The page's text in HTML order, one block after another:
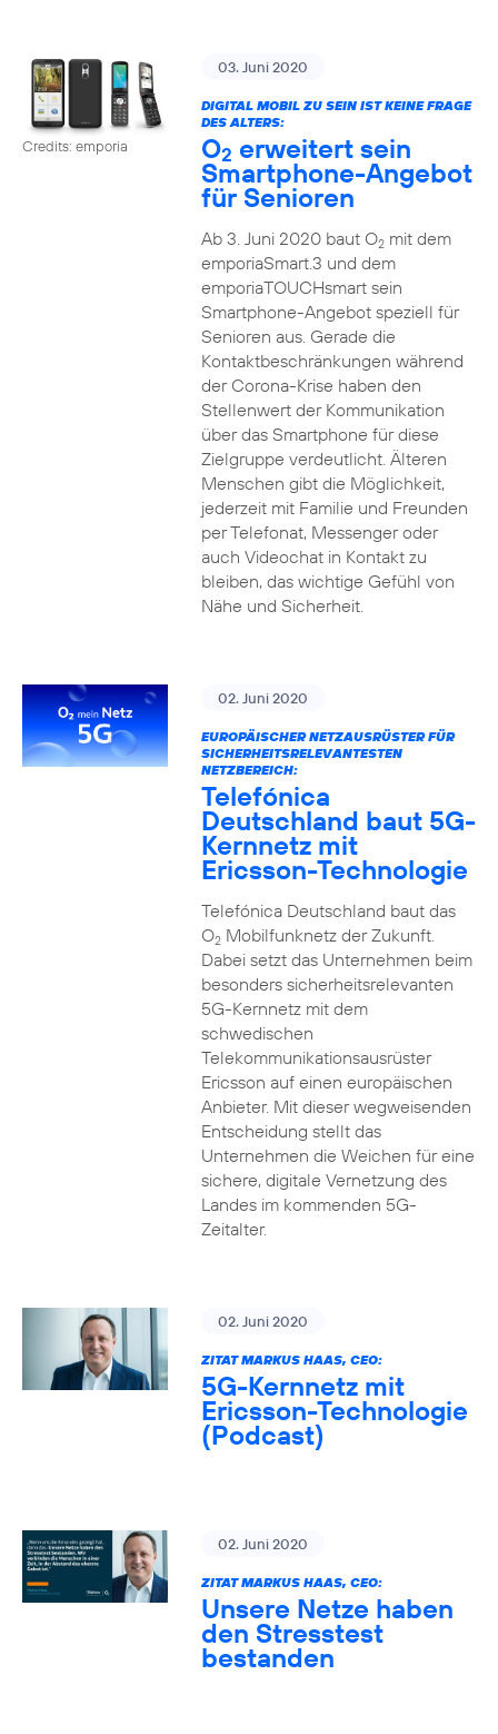
Credits: emporia
03. Juni 2020
DIGITAL MOBIL ZU SEIN IST KEINE FRAGE
DES ALTERS:
O2 erweitert sein
Smartphone-Angebot
für Senioren
Ab 3. Juni 2020 baut O2mit dem
emporiaSmart.3 und dem
emporiaTOUCHsmart sein
Smartphone-Angebot speziell für
Senioren aus. Gerade die
Kontaktbeschränkungen während
der Corona-Krise haben den
Stellenwert der Kommunikation
über das Smartphone für diese
Zielgruppe verdeutlicht. Älteren
Menschen gibt die Möglichkeit,
jederzeit mit Familie und Freunden
per Telefonat, Messenger oder
auch Videochat in Kontakt zu
bleiben, das wichtige Gefühl von
Nähe und Sicherheit.
02. Juni 2020
EUROPÄISCHER NETZAUSRÜSTER FÜR
SICHERHEITSRELEVANTESTEN
NETZBEREICH:
Telefónica
Deutschland baut 5G-
Kernnetz mit
Ericsson-Technologie
Telefónica Deutschland baut das
O2Mobilfunknetz der Zukunft.
Dabei setzt das Unternehmen beim
besonders sicherheitsrelevanten
5G-Kernnetz mit dem
schwedischen
Telekommunikationsausrüster
Ericsson auf einen europäischen
Anbieter. Mit dieser wegweisenden
Entscheidung stellt das
Unternehmen die Weichen für eine
sichere, digitale Vernetzung des
Landes im kommenden 5G-
Zeitalter.
02. Juni 2020
ZITAT MARKUS HAAS, CEO:
5G-Kernnetz mit
Ericsson-Technologie
(Podcast)
02. Juni 2020
ZITAT MARKUS HAAS, CEO:
Unsere Netze haben
den Stresstest
bestanden